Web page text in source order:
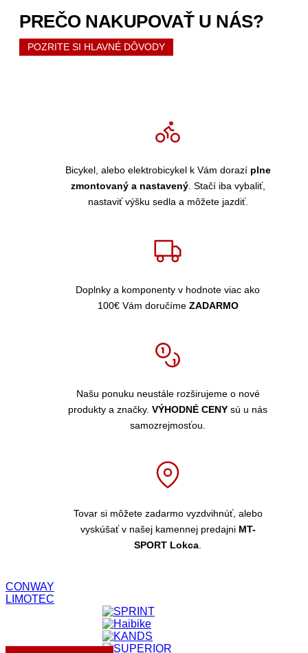
PREČO NAKUPOVAŤ U NÁS?
POZRITE SI HLAVNÉ DÔVODY
Bicykel, alebo elektrobicykel k Vám dorazí plne
zmontovaný a nastavený. Stačí iba vybaliť,
nastaviť výšku sedla a môžete jazdiť.
Doplnky a komponenty v hodnote viac ako
100€ Vám doručíme ZADARMO
Našu ponuku neustále rozširujeme o nové
produkty a značky. VÝHODNÉ CENY sú u nás
samozrejmosťou.
Tovar si môžete zadarmo vyzdvihnúť, alebo
vyskúšať v našej kamennej predajni MT-
SPORT Lokca
CONWAY
LIMOTEC